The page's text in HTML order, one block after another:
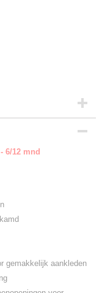
6/12 mnd
gemakkelijk aankleden